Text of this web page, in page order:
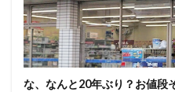
な、なんと20年ぶり？お値段